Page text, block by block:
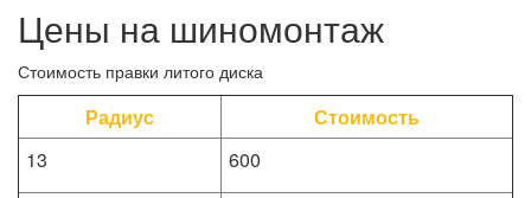
Цены на шиномонтаж
Стоимость правки литого диска
Радиус
Стоимость
13
600